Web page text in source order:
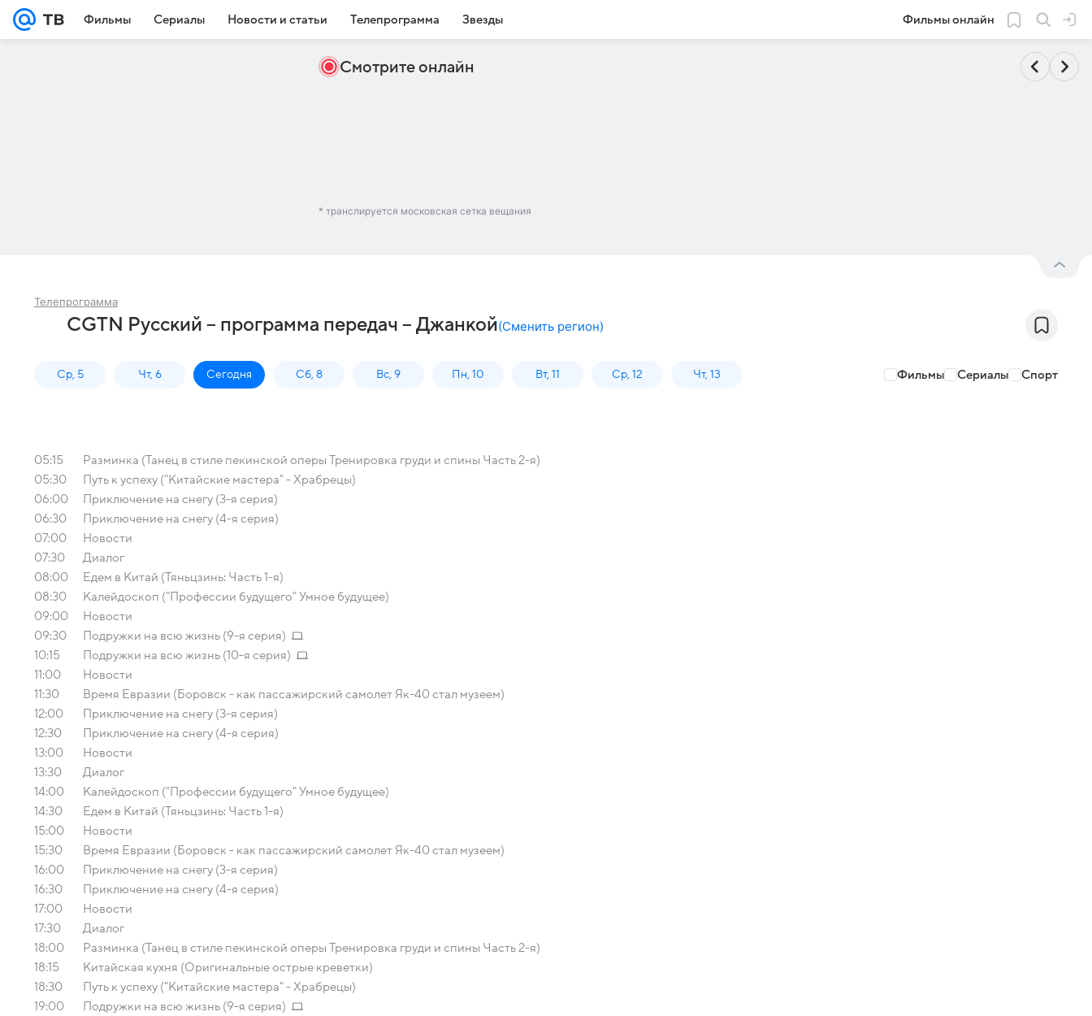
Фильмы Сериалы Новости и статьи Телепрограмма Звезды Фильмы онлайн
Смотрите онлайн
* транслируется московская сетка вещания
Телепрограмма
CGTN Русский – программа передач – Джанкой(Сменить регион)
Ср, 5 Чт, 6 Сегодня Сб, 8 Вс, 9 Пн, 10 Вт, 11 Ср, 12 Чт, 13 Фильмы Сериалы Спорт
05:15
Разминка (Танец в стиле пекинской оперы Тренировка груди и спины Часть 2-я)
05:30
Путь к успеху ("Китайские мастера" - Храбрецы)
06:00
Приключение на снегу (3-я серия)
06:30
Приключение на снегу (4-я серия)
07:00
Новости
07:30
Диалог
08:00
Едем в Китай (Тяньцзинь: Часть 1-я)
08:30
Калейдоскоп ("Профессии будущего" Умное будущее)
09:00
Новости
09:30
Подружки на всю жизнь (9-я серия)
10:15
Подружки на всю жизнь (10-я серия)
11:00
Новости
11:30
Время Евразии (Боровск - как пассажирский самолет Як-40 стал музеем)
12:00
Приключение на снегу (3-я серия)
12:30
Приключение на снегу (4-я серия)
13:00
Новости
13:30
Диалог
14:00
Калейдоскоп ("Профессии будущего" Умное будущее)
14:30
Едем в Китай (Тяньцзинь: Часть 1-я)
15:00
Новости
15:30
Время Евразии (Боровск - как пассажирский самолет Як-40 стал музеем)
16:00
Приключение на снегу (3-я серия)
16:30
Приключение на снегу (4-я серия)
17:00
Новости
17:30
Диалог
18:00
Разминка (Танец в стиле пекинской оперы Тренировка груди и спины Часть 2-я)
18:15
Китайская кухня (Оригинальные острые креветки)
18:30
Путь к успеху ("Китайские мастера" - Храбрецы)
19:00
Подружки на всю жизнь (9-я серия)